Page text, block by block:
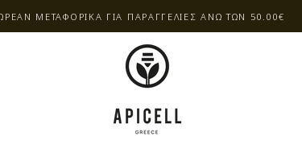
ΔΩΡΕΑΝ ΔΕΙΓΜΑΤΑ ΣΕ ΚΑΘΕ ΠΑΡΑΓΓΕΛΙΑ